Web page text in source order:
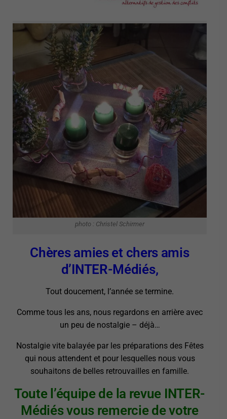
photo : Christel Schirmer
Chères amies et chers amis
d’INTER-Médiés,
Tout doucement, l’année se termine.
Comme tous les ans, nous regardons en arrière avec
un peu de nostalgie – déjà…
Nostalgie vite balayée par les préparations des Fêtes
qui nous attendent et pour lesquelles nous vous
souhaitons de belles retrouvailles en famille.
Toute l’équipe de la revue INTER-
Médiés vous remercie de votre